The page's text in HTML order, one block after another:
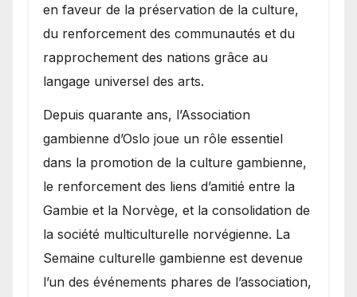
en faveur de la préservation de la culture,
du renforcement des communautés et du
rapprochement des nations grâce au
langage universel des arts.
​Depuis quarante ans, l’Association
gambienne d’Oslo joue un rôle essentiel
dans la promotion de la culture gambienne,
le renforcement des liens d’amitié entre la
Gambie et la Norvège, et la consolidation de
la société multiculturelle norvégienne. La
Semaine culturelle gambienne est devenue
l’un des événements phares de l’association,